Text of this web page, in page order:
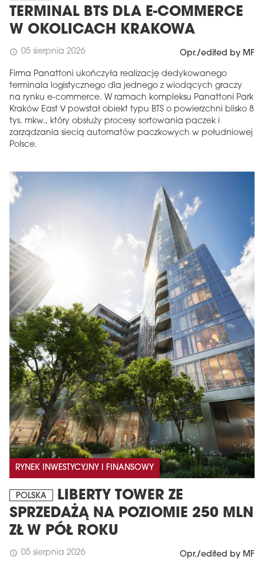
TERMINAL BTS DLA E-COMMERCE
W OKOLICACH KRAKOWA
schedule 05 sierpnia 2026 Opr./edited by MF
Firma Panattoni ukończyła realizację dedykowanego
terminala logistycznego dla jednego z wiodących graczy
na rynku e-commerce. W ramach kompleksu Panattoni Park
Kraków East V powstał obiekt typu BTS o powierzchni blisko 8
tys. mkw., który obsłuży procesy sortowania paczek i
zarządzania siecią automatów paczkowych w południowej
Polsce.
RYNEK INWESTYCYJNY I FINANSOWY
POLSKA
LIBERTY TOWER ZE
SPRZEDAŻĄ NA POZIOMIE 250 MLN
ZŁ W PÓŁ ROKU
schedule 05 sierpnia 2026 Opr./edited by MF